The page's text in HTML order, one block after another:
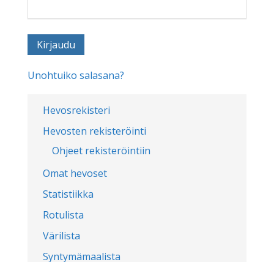
Hevosrekisteri
Hevosten rekisteröinti
Ohjeet rekisteröintiin
Omat hevoset
Statistiikka
Rotulista
Värilista
Syntymämaalista
Unohtuiko salasana?